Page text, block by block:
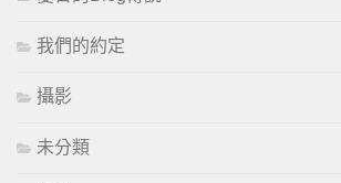
我們的約定
攝影
未分類